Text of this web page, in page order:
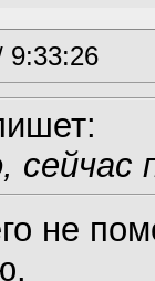
9:33:26
сейчас
не